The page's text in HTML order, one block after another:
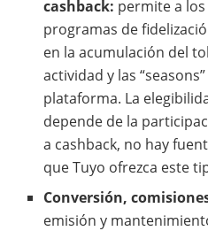
cashback: permite a
programas de
en la acumulación del
actividad y las
plataforma. La
depende de la
a cashback, no hay
que Tuyo ofrezca este
Conversión,
emisión y